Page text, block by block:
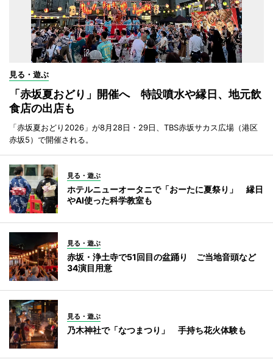
見る・遊ぶ
「赤坂夏おどり」開催へ 特設噴水や縁日、地元飲
食店の出店も
「赤坂夏おどり2026」が8月28日・29日、TBS赤坂サカス広場（港区
赤坂5）で開催される。
見る・遊ぶ
ホテルニューオータニで「おーたに夏祭り」 縁日
やAI使った科学教室も
見る・遊ぶ
赤坂・浄土寺で51回目の盆踊り ご当地音頭など
34演目用意
見る・遊ぶ
乃木神社で「なつまつり」 手持ち花火体験も